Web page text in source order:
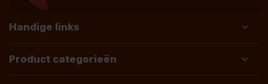
Handige links
Product categorieën